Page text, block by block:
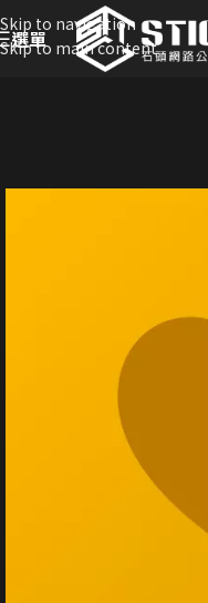
Skip to navigation
Skip to main content
選單